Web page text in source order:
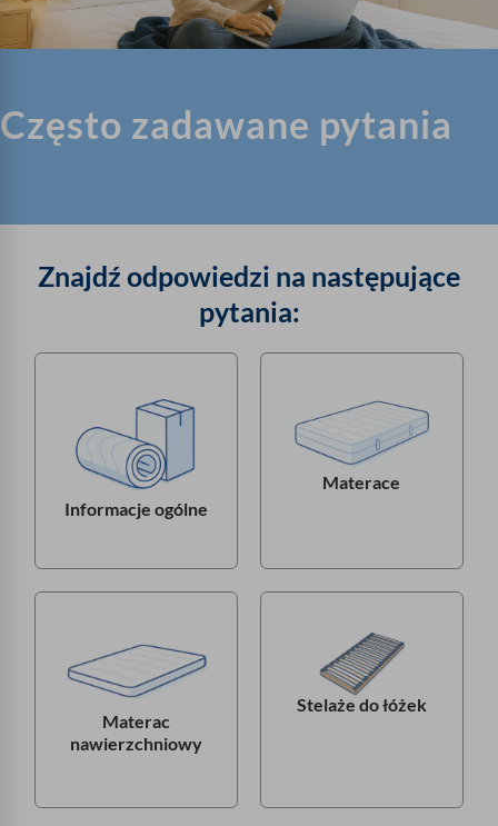
Często zadawane pytania
Znajdź odpowiedzi na następujące
pytania:
Informacje ogólne
Materace
Materac
nawierzchniowy
Stelaże do łóżek